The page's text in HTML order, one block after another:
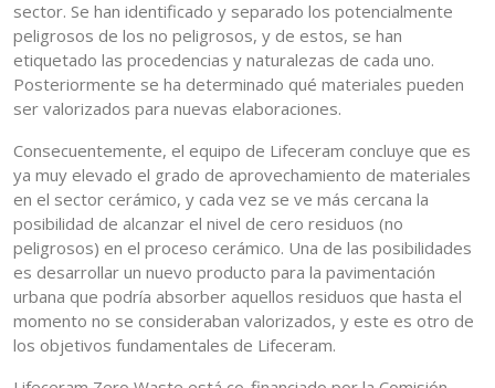
sector. Se han identificado y separado los potencialmente
peligrosos de los no peligrosos, y de estos, se han
etiquetado las procedencias y naturalezas de cada uno.
Posteriormente se ha determinado qué materiales pueden
ser valorizados para nuevas elaboraciones.
Consecuentemente, el equipo de Lifeceram concluye que es
ya muy elevado el grado de aprovechamiento de materiales
en el sector cerámico, y cada vez se ve más cercana la
posibilidad de alcanzar el nivel de cero residuos (no
peligrosos) en el proceso cerámico. Una de las posibilidades
es desarrollar un nuevo producto para la pavimentación
urbana que podría absorber aquellos residuos que hasta el
momento no se consideraban valorizados, y este es otro de
los objetivos fundamentales de Lifeceram.